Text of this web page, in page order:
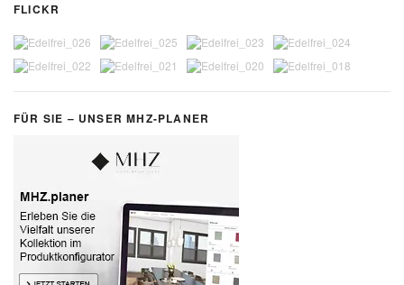
FLICKR
FÜR SIE – UNSER MHZ-PLANER